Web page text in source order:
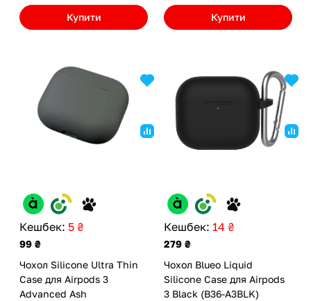
Купити Купити
Кешбек: 5 ₴
99 ₴
Чохол Silicone Ultra Thin
Case для Airpods 3
Advanced Ash
Кешбек: 14 ₴
279 ₴
Чохол Blueo Liquid
Silicone Case для Airpods
3 Black (B36-A3BLK)